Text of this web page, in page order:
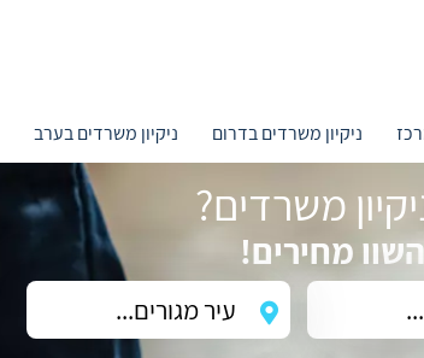
ניקיון משרדים בדרום ניקיון משרדים בערב
משרדים?
מחירים!